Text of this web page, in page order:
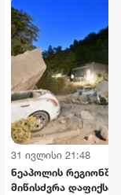
31 ივლისი 21:48
ნეაპოლის რეგიონში
მიწისძვრა